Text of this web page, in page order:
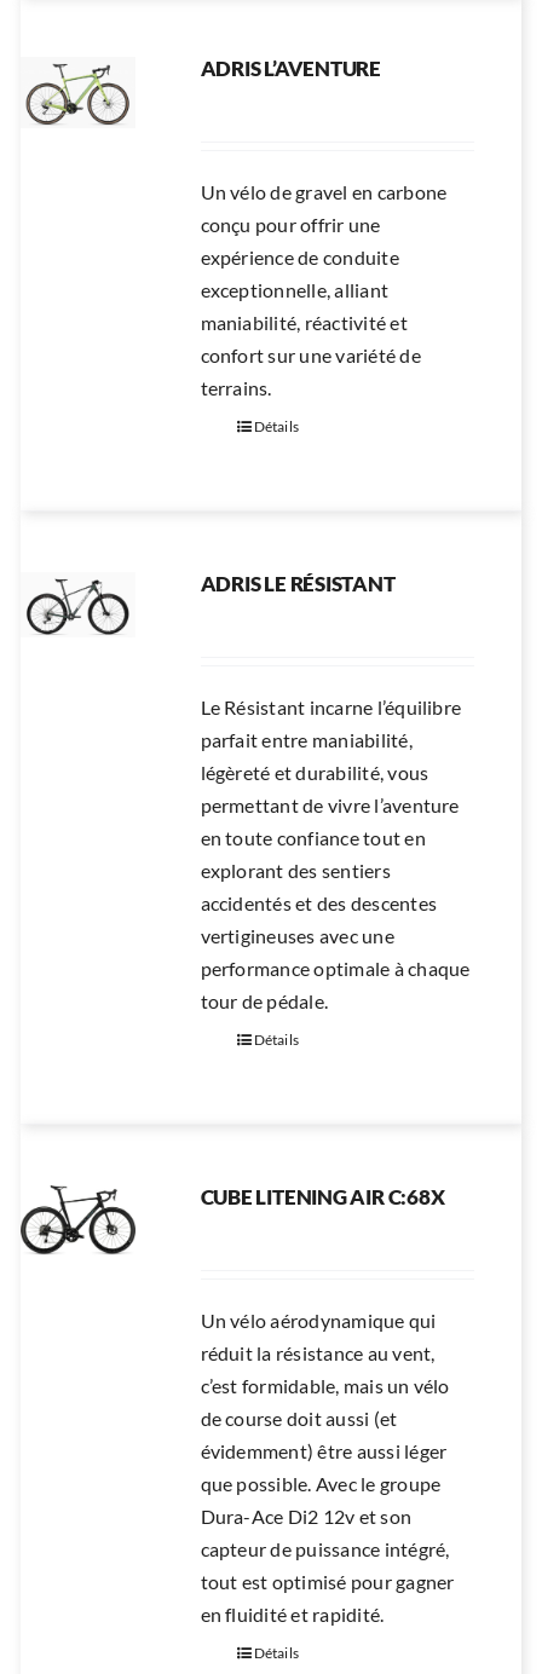
ADRIS L’AVENTURE
Un vélo de gravel en carbone
conçu pour offrir une
expérience de conduite
exceptionnelle, alliant
maniabilité, réactivité et
confort sur une variété de
terrains.
Détails
ADRIS LE RÉSISTANT
Le Résistant incarne l’équilibre
parfait entre maniabilité,
légèreté et durabilité, vous
permettant de vivre l’aventure
en toute confiance tout en
explorant des sentiers
accidentés et des descentes
vertigineuses avec une
performance optimale à chaque
tour de pédale.
Détails
CUBE LITENING AIR C:68X
Un vélo aérodynamique qui
réduit la résistance au vent,
c’est formidable, mais un vélo
de course doit aussi (et
évidemment) être aussi léger
que possible. Avec le groupe
Dura-Ace Di2 12v et son
capteur de puissance intégré,
tout est optimisé pour gagner
en fluidité et rapidité.
Détails